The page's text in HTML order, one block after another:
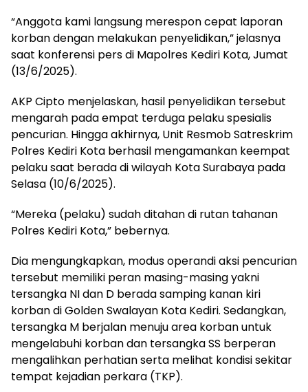
“Anggota kami langsung merespon cepat laporan
korban dengan melakukan penyelidikan,” jelasnya
saat konferensi pers di Mapolres Kediri Kota, Jumat
(13/6/2025).
AKP Cipto menjelaskan, hasil penyelidikan tersebut
mengarah pada empat terduga pelaku spesialis
pencurian. Hingga akhirnya, Unit Resmob Satreskrim
Polres Kediri Kota berhasil mengamankan keempat
pelaku saat berada di wilayah Kota Surabaya pada
Selasa (10/6/2025).
“Mereka (pelaku) sudah ditahan di rutan tahanan
Polres Kediri Kota,” bebernya.
Dia mengungkapkan, modus operandi aksi pencurian
tersebut memiliki peran masing-masing yakni
tersangka NI dan D berada samping kanan kiri
korban di Golden Swalayan Kota Kediri. Sedangkan,
tersangka M berjalan menuju area korban untuk
mengelabuhi korban dan tersangka SS berperan
mengalihkan perhatian serta melihat kondisi sekitar
tempat kejadian perkara (TKP).